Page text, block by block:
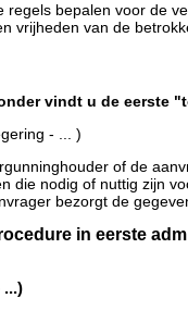
regels bepalen voor de
vrijheden van de
vindt u de eerste
- ... )
of de
die nodig of nuttig zijn
bezorgt de
in eerste
...)